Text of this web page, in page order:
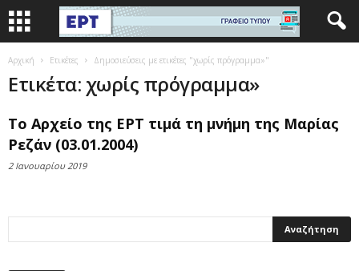
Αρχική Ετικέτες Δημοσιεύσεις με ετικέτες "χωρίς πρόγραμμα»"
Ετικέτα: χωρίς πρόγραμμα»
Το Αρχείο της ΕΡΤ τιμά τη μνήμη της Μαρίας
Ρεζάν (03.01.2004)
2 Ιανουαρίου 2019